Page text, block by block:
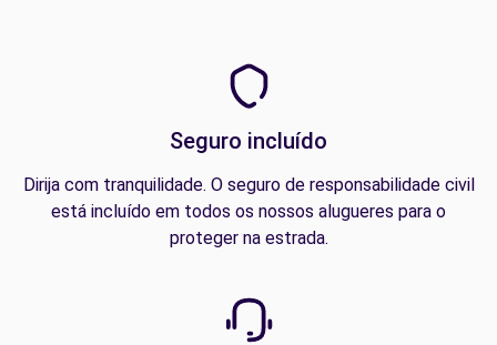
Seguro incluído
Dirija com tranquilidade. O seguro de responsabilidade civil
está incluído em todos os nossos alugueres para o
proteger na estrada.